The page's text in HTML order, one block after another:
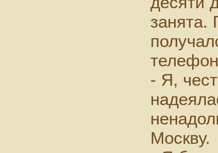
занята.
- Я,
Москву.